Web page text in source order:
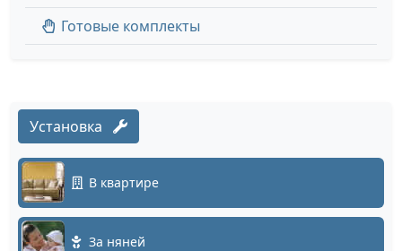
Готовые комплекты
Установка
В квартире
За няней